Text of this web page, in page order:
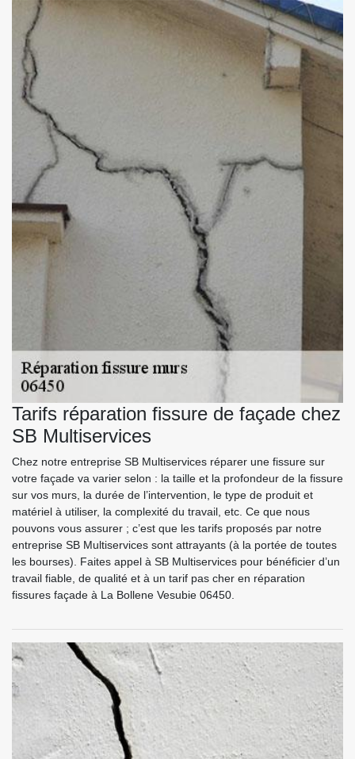
Tarifs réparation fissure de façade chez
SB Multiservices
Chez notre entreprise SB Multiservices réparer une fissure sur
votre façade va varier selon : la taille et la profondeur de la fissure
sur vos murs, la durée de l’intervention, le type de produit et
matériel à utiliser, la complexité du travail, etc. Ce que nous
pouvons vous assurer ; c’est que les tarifs proposés par notre
entreprise SB Multiservices sont attrayants (à la portée de toutes
les bourses). Faites appel à SB Multiservices pour bénéficier d’un
travail fiable, de qualité et à un tarif pas cher en réparation
fissures façade à La Bollene Vesubie 06450.